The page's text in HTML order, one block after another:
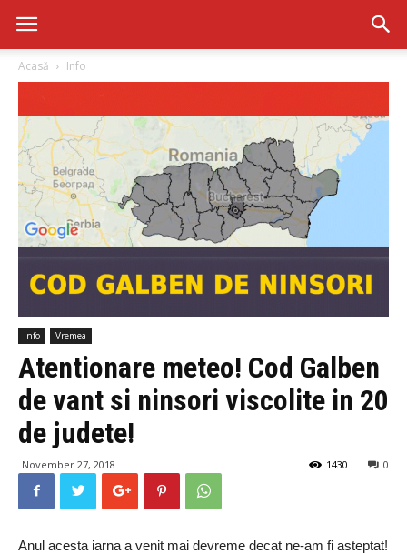
Acasă Info
Info Vremea
Atentionare meteo! Cod Galben
de vant si ninsori viscolite in 20
de judete!
November 27, 2018 0
1430
Anul acesta iarna a venit mai devreme decat ne-am fi asteptat!